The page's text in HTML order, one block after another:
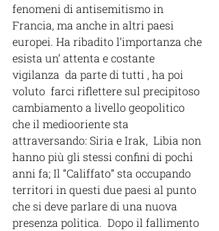
fenomeni di antisemitismo in
Francia, ma anche in altri paesi
europei. Ha ribadito l’importanza che
esista un’ attenta e costante
vigilanza  da parte di tutti , ha poi
voluto  farci riflettere sul precipitoso
cambiamento a livello geopolitico
che il mediooriente sta
attraversando: Siria e Irak,  Libia non
hanno più gli stessi confini di pochi
anni fa; Il “Califfato” sta occupando
territori in questi due paesi al punto
che si deve parlare di una nuova
presenza politica.  Dopo il fallimento